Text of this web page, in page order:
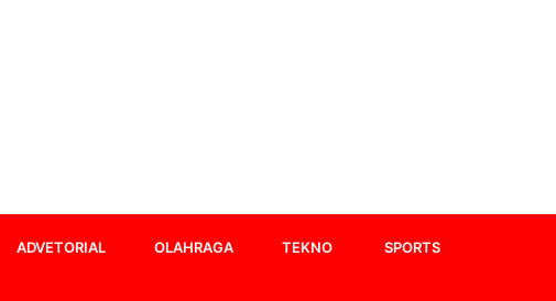
ADVETORIAL OLAHRAGA TEKNO SPORTS